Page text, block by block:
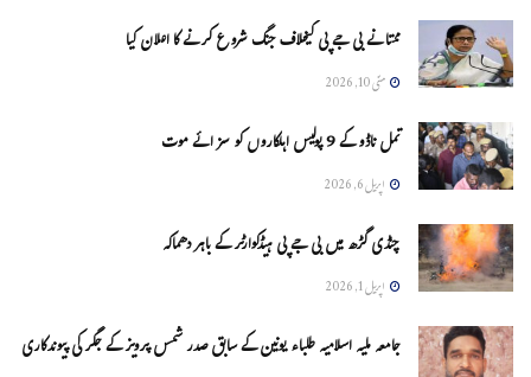
ممتا نے بی جے پی کیخلاف جنگ شروع کرنے کا اعلان کیا
مئی 10, 2026
تمل ناڈو کے 9 پولیس اہلکاروں کو سزائے موت
اپریل 6, 2026
چنڈی گڑھ میں بی جے پی ہیڈکوارٹر کے باہر دھماکہ
اپریل 1, 2026
جامعہ ملیہ اسلامیہ طلباء یونین کے سابق صدر شمس پرویز کے جگر کی پیوندکاری